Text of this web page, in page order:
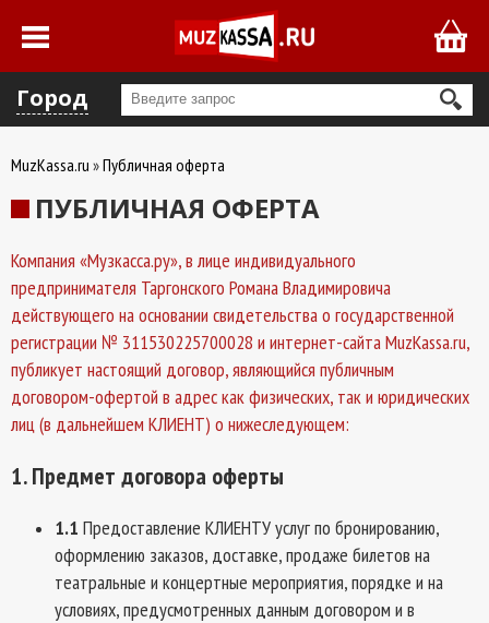
Город
MuzKassa.ru »Публичная оферта
ПУБЛИЧНАЯ ОФЕРТА
Компания «Музкасса.ру», в лице индивидуального
предпринимателя Таргонского Романа Владимировича
действующего на основании свидетельства о государственной
регистрации № 311530225700028 и интернет-сайта MuzKassa.ru,
публикует настоящий договор, являющийся публичным
договором-офертой в адрес как физических, так и юридических
лиц (в дальнейшем КЛИЕНТ) о нижеследующем:
1. Предмет договора оферты
1.1 Предоставление КЛИЕНТУ услуг по бронированию,
оформлению заказов, доставке, продаже билетов на
театральные и концертные мероприятия, порядке и на
условиях, предусмотренных данным договором и в